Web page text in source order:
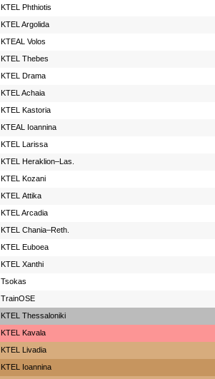
ΚΤΕL Phthiotis
KTEL Argolida
KTEAL Volos
KTEL Thebes
KTEL Drama
KTEL Achaia
KTEL Kastoria
KTEAL Ioannina
KTEL Larissa
KTEL Heraklion–Las.
ΚΤΕL Kozani
KΤΕL Αttika
KTEL Arcadia
KTEL Chania–Reth.
ΚΤΕL Euboea
KTEL Xanthi
Tsokas
TrainΟSE
KTEL Thessaloniki
KTEL Kavala
KTEL Livadia
KTEL Ioannina